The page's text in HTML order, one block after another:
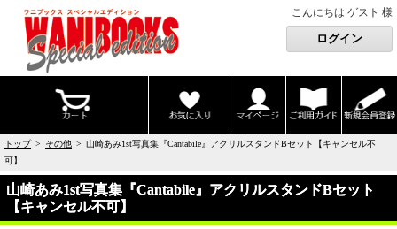
こんにちは ゲスト 様
トップ> その他 > 山崎あみ1st写真集『Cantabile』アクリルスタンドBセット【キャンセル不
可】
山崎あみ1st写真集『Cantabile』アクリルスタンドBセット
【キャンセル不可】